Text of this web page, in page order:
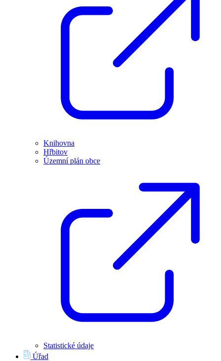
Knihovna
Hřbitov
Územní plán obce
Statistické údaje
Úřad